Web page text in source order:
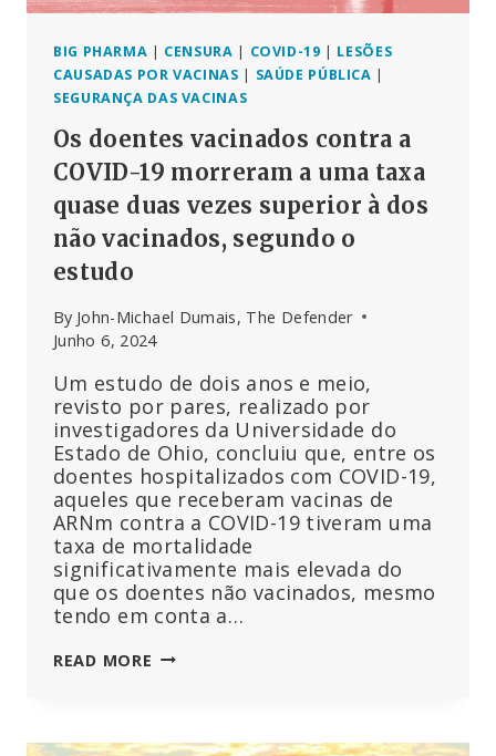
BIG PHARMA | CENSURA | COVID-19 | LESÕES
CAUSADAS POR VACINAS | SAÚDE PÚBLICA |
SEGURANÇA DAS VACINAS
Os doentes vacinados contra a
COVID-19 morreram a uma taxa
quase duas vezes superior à dos
não vacinados, segundo o
estudo
By John-Michael Dumais, The Defender
Junho 6, 2024
Um estudo de dois anos e meio,
revisto por pares, realizado por
investigadores da Universidade do
Estado de Ohio, concluiu que, entre os
doentes hospitalizados com COVID-19,
aqueles que receberam vacinas de
ARNm contra a COVID-19 tiveram uma
taxa de mortalidade
significativamente mais elevada do
que os doentes não vacinados, mesmo
tendo em conta a…
READ MORE OS
A